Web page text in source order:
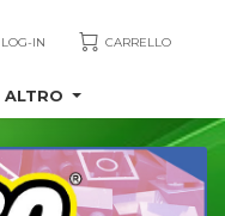
LOG-IN CARRELLO
ALTRO